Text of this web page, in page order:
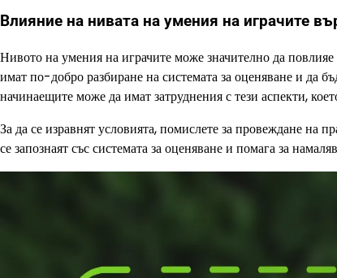
Влияние на нивата на умения на играчите
Нивото на умения на играчите може значително да
имат по-добро разбиране на системата за оценяване и да
начинаещите може да имат затруднения с тези аспекти,
За да се изравнят условията, помислете за провеждане на
се запознаят със системата за оценяване и помага за